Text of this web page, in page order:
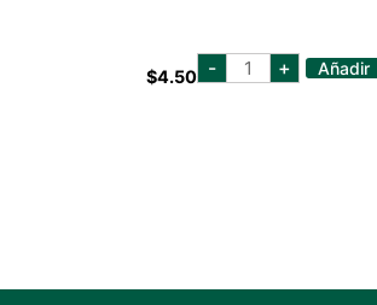
$4.50 - FRITO
LAY
+ Añadir